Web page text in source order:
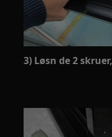
3) Løsn de 2